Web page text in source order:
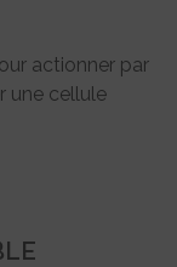
actionner par
une cellule